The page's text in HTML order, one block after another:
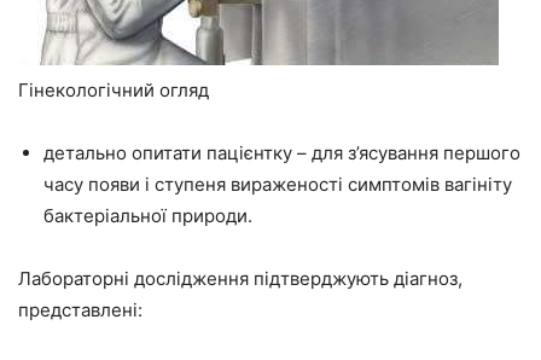
Гінекологічний огляд
детально опитати пацієнтку – для з’ясування першого
часу появи і ступеня вираженості симптомів вагініту
бактеріальної природи.
Лабораторні дослідження підтверджують діагноз,
представлені: